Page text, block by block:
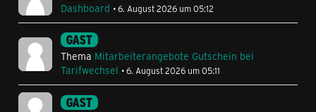
Dashboard 6. August 2026 um 05:12
GAST
Thema Mitarbeiterangebote Gutschein bei
Tarifwechsel
6. August 2026 um 05:11
GAST